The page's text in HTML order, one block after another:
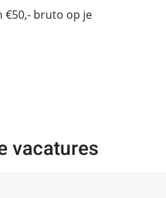
€50,- bruto op je
vacatures